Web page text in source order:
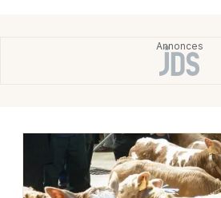
Soirées
Strasbourg